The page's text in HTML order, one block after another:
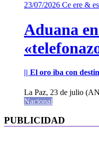
23/07/2026 Ce ere &
Aduana
|| El oro iba con
La Paz, 23 de julio
Nacional
PUBLICIDAD